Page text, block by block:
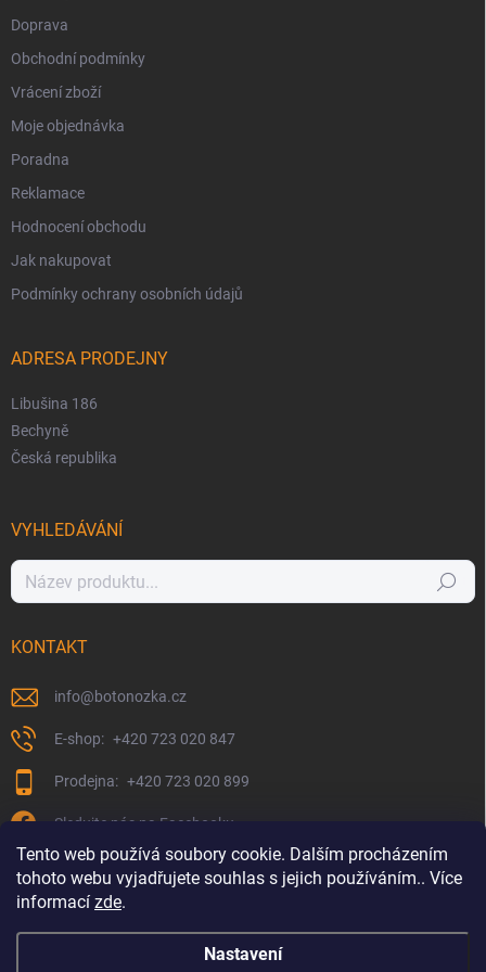
Tento web používá soubory cookie. Dalším procházením
tohoto webu vyjadřujete souhlas s jejich používáním.. Více
informací zde.
Nastavení
Doprava
Obchodní podmínky
Vrácení zboží
Moje objednávka
Poradna
Reklamace
Hodnocení obchodu
Jak nakupovat
Podmínky ochrany osobních údajů
ADRESA PRODEJNY
Libušina 186
Bechyně
Česká republika
VYHLEDÁVÁNÍ
Hledat
KONTAKT
info@botonozka.cz
+420 723 020 847
+420 723 020 899
Sledujte nás na Facebooku